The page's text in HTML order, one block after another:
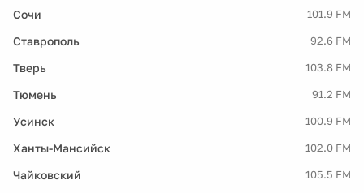
Сочи 101.9 FM
Ставрополь 92.6 FM
Тверь 103.8 FM
Тюмень 91.2 FM
Усинск 100.9 FM
Ханты-Мансийск 102.0 FM
Чайковский 105.5 FM